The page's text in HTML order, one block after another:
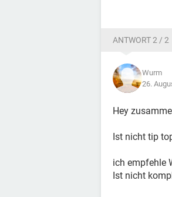
ANTWORT 2 / 2
Wurm
26.
Hey
Ist nicht tip
ich empfehle
Ist nicht